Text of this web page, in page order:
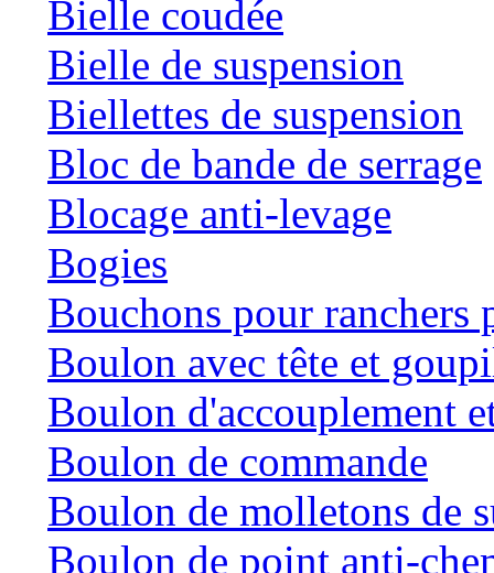
Bielle coudée
Bielle de suspension
Biellettes de suspension
Bloc de bande de serrage
Blocage anti-levage
Bogies
Bouchons pour ranchers
Boulon avec tête et
Boulon d'accouplement
Boulon de commande
Boulon de molletons de
Boulon de point anti-